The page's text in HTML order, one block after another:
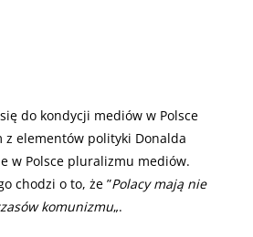
do kondycji mediów w Polsce
z elementów polityki Donalda
w Polsce pluralizmu mediów.
chodzi o to, że ”Polacy mają nie
komunizmu„.